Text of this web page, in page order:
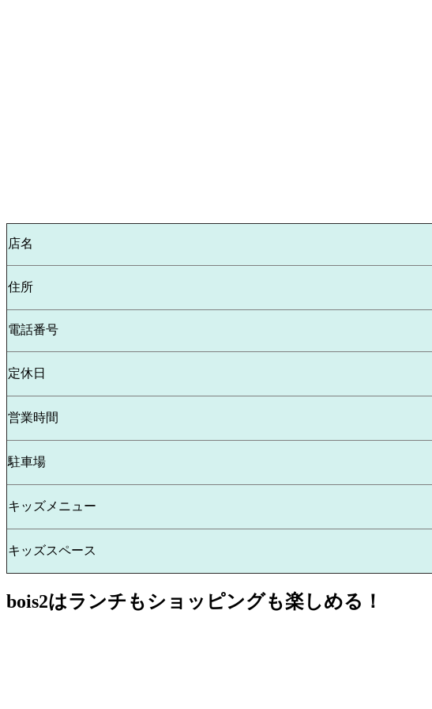
店名
住所
電話番号
定休日
営業時間
駐車場
キッズメニュー
キッズスペース
bois2はランチもショッピングも楽しめる！